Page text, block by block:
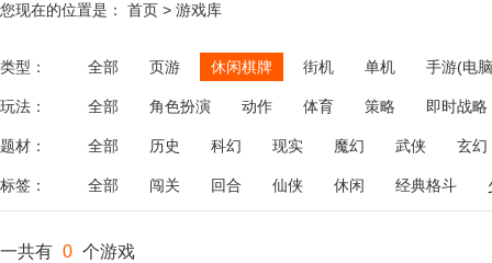
您现在的位置是： 首页 > 游戏库
类型： 全部 页游 休闲棋牌 街机 单机 手游(电
玩法： 全部 角色扮演 动作 体育 策略
即时战略
飞行
恋爱 第三人称射击 棋类 牌类 麻将
题材： 全部 历史 科幻 现实 魔幻 武侠 玄幻
标签： 全部 闯关 回合 仙侠 休闲 经典格斗
一共有 0 个游戏